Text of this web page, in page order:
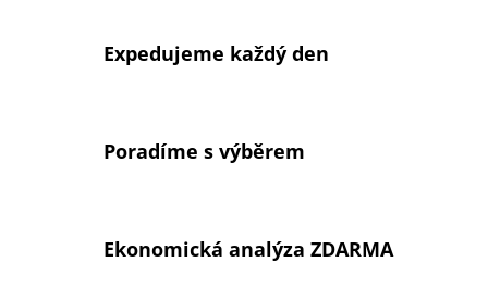
Expedujeme každý den
Poradíme s výběrem
Ekonomická analýza ZDARMA